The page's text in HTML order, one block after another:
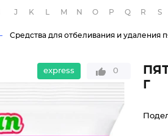
J K M N O P Q R S
Средства для отбеливания и удаления
express 0
Г